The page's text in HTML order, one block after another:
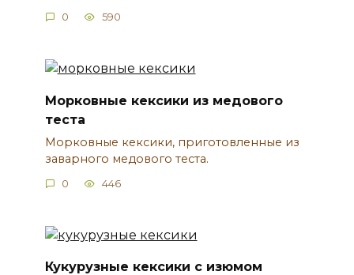
0 590
Морковные кексики из медового
теста
Морковные кексики, приготовленные из
заварного медового теста.
0 446
Кукурузные кексики с изюмом